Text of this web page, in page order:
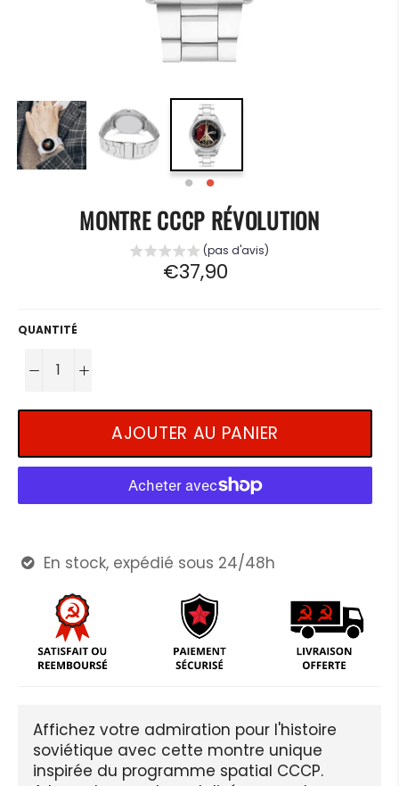
MONTRE CCCP RÉVOLUTION
(pas d'avis)
Prix
régulier
€37,90
QUANTITÉ
− +
AJOUTER AU PANIER
 En stock, expédié sous 24/48h
Affichez votre admiration pour l'histoire
soviétique avec cette montre unique
inspirée du programme spatial CCCP.